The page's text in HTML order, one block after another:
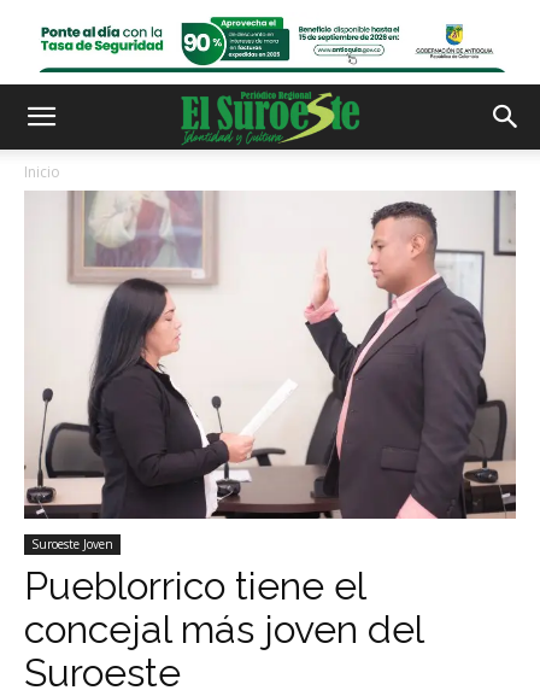
Inicio
Suroeste Joven
Pueblorrico tiene el
concejal más joven del
Suroeste